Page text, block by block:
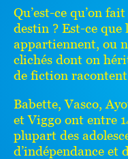
Qu’est-ce qu’on
destin ? Est-ce que
appartiennent, ou
clichés dont on
de fiction racontent
Babette, Vasco,
et Viggo ont entre
plupart des
d’indépendance et